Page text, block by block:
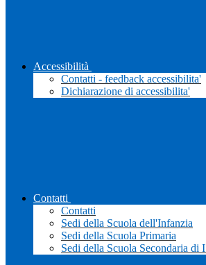
Accessibilità
Contatti - feedback accessibilita'
Dichiarazione di accessibilita'
Contatti
Contatti
Sedi della Scuola dell'Infanzia
Sedi della Scuola Primaria
Sedi della Scuola Secondaria di